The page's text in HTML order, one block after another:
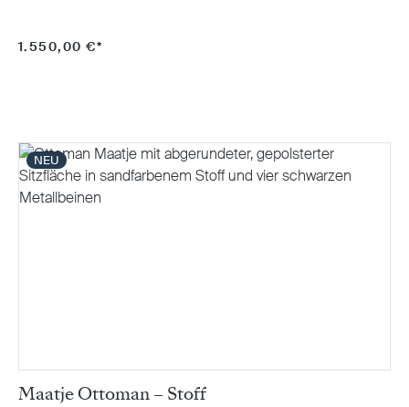
1.550,00 €*
NEU
Maatje Ottoman – Stoff